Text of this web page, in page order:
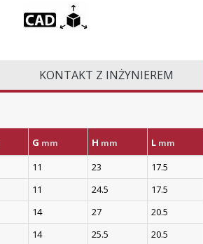
KONTAKT Z INŻYNIEREM
G mm H mm L mm
11 23
17.5
11 24.5
17.5
14 27
20.5
14 25.5 20.5